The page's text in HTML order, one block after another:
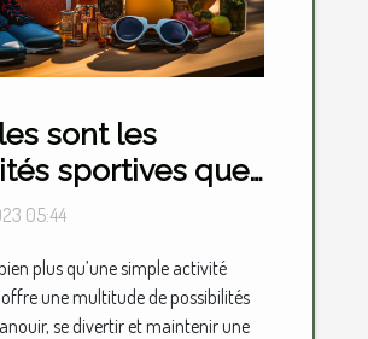
sont les
sportives que
faire pour
05:44
plus qu’une simple activité
une multitude de possibilités
se divertir et maintenir une